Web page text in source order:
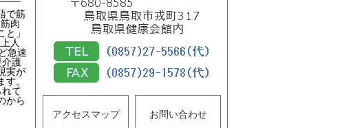
で筋
肉
」
人
急速
介護
実が
。
て
から
アクセスマップ お問い合わせ